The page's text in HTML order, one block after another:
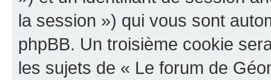
la session ») qui vous sont
phpBB. Un troisième cookie
les sujets de « Le forum de